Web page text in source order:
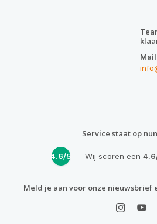
Service staat op
4.6/5 Wij scoren een
Meld je aan voor onze nieuwsbrief